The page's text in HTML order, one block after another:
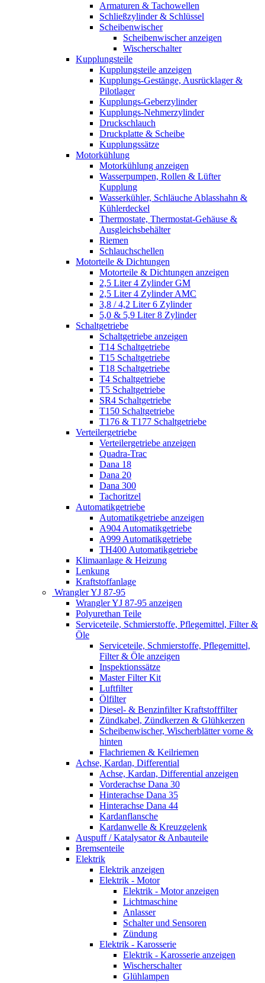
Armaturen & Tachowellen
Schließzylinder & Schlüssel
Scheibenwischer
Scheibenwischer anzeigen
Wischerschalter
Kupplungsteile
Kupplungsteile anzeigen
Kupplungs-Gestänge, Ausrücklager &
Pilotlager
Kupplungs-Geberzylinder
Kupplungs-Nehmerzylinder
Druckschlauch
Druckplatte & Scheibe
Kupplungssätze
Motorkühlung
Motorkühlung anzeigen
Wasserpumpen, Rollen & Lüfter
Kupplung
Wasserkühler, Schläuche Ablasshahn &
Kühlerdeckel
Thermostate, Thermostat-Gehäuse &
Ausgleichsbehälter
Riemen
Schlauchschellen
Motorteile & Dichtungen
Motorteile & Dichtungen anzeigen
2,5 Liter 4 Zylinder GM
2,5 Liter 4 Zylinder AMC
3,8 / 4,2 Liter 6 Zylinder
5,0 & 5,9 Liter 8 Zylinder
Schaltgetriebe
Schaltgetriebe anzeigen
T14 Schaltgetriebe
T15 Schaltgetriebe
T18 Schaltgetriebe
T4 Schaltgetriebe
T5 Schaltgetriebe
SR4 Schaltgetriebe
T150 Schaltgetriebe
T176 & T177 Schaltgetriebe
Verteilergetriebe
Verteilergetriebe anzeigen
Quadra-Trac
Dana 18
Dana 20
Dana 300
Tachoritzel
Automatikgetriebe
Automatikgetriebe anzeigen
A904 Automatikgetriebe
A999 Automatikgetriebe
TH400 Automatikgetriebe
Klimaanlage & Heizung
Lenkung
Kraftstoffanlage
Wrangler YJ 87-95
Wrangler YJ 87-95 anzeigen
Polyurethan Teile
Serviceteile, Schmierstoffe, Pflegemittel, Filter &
Öle
Serviceteile, Schmierstoffe, Pflegemittel,
Filter & Öle anzeigen
Inspektionssätze
Master Filter Kit
Luftfilter
Ölfilter
Diesel- & Benzinfilter Kraftstofffilter
Zündkabel, Zündkerzen & Glühkerzen
Scheibenwischer, Wischerblätter vorne &
hinten
Flachriemen & Keilriemen
Achse, Kardan, Differential
Achse, Kardan, Differential anzeigen
Vorderachse Dana 30
Hinterachse Dana 35
Hinterachse Dana 44
Kardanflansche
Kardanwelle & Kreuzgelenk
Auspuff / Katalysator & Anbauteile
Bremsenteile
Elektrik
Elektrik anzeigen
Elektrik - Motor
Elektrik - Motor anzeigen
Lichtmaschine
Anlasser
Schalter und Sensoren
Zündung
Elektrik - Karosserie
Elektrik - Karosserie anzeigen
Wischerschalter
Glühlampen